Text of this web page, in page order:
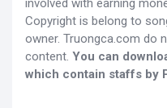
involved with earning
Copyright is belong to
owner. Truongca.com do
content. You can
which contain staffs by